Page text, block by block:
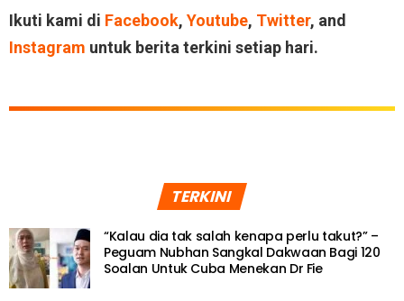
Ikuti kami di Facebook, Youtube, Twitter, and
Instagram untuk berita terkini setiap hari.
TERKINI
“Kalau dia tak salah kenapa perlu takut?” –
Peguam Nubhan Sangkal Dakwaan Bagi 120
Soalan Untuk Cuba Menekan Dr Fie